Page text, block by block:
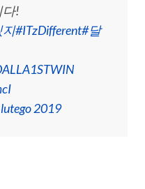
다!
지#ITzDifferent#달
2019